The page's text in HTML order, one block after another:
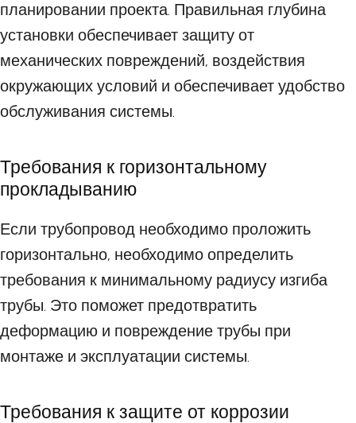
планировании проекта. Правильная глубина
установки обеспечивает защиту от
механических повреждений, воздействия
окружающих условий и обеспечивает удобство
обслуживания системы.
Требования к горизонтальному
прокладыванию
Если трубопровод необходимо проложить
горизонтально, необходимо определить
требования к минимальному радиусу изгиба
трубы. Это поможет предотвратить
деформацию и повреждение трубы при
монтаже и эксплуатации системы.
Требования к защите от коррозии